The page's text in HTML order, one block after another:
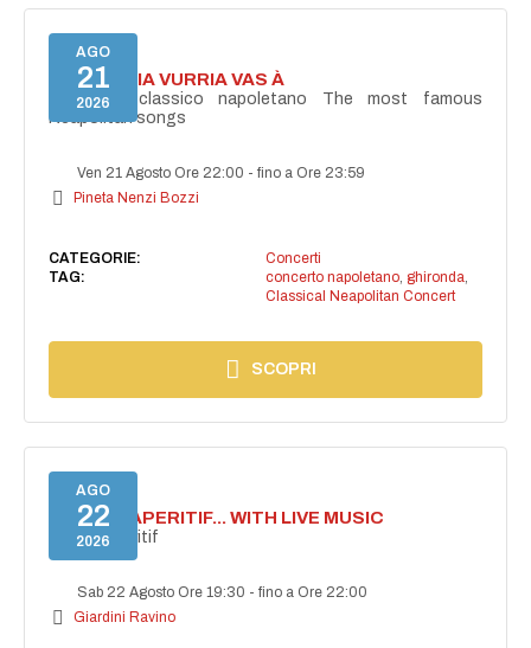
AGO
21
2026
I'TE VURRIA VURRIA VAS À
Concerto classico napoletano The most famous
Neapolitan songs
Ven 21 Agosto Ore 22:00 -fino a Ore 23:59
Pineta Nenzi Bozzi
CATEGORIE:
Concerti
TAG:
concerto napoletano, ghironda,
Classical Neapolitan Concert
SCOPRI
AGO
22
2026
SECRET APERITIF... WITH LIVE MUSIC
Secret aperitif
Sab 22 Agosto Ore 19:30 -fino a Ore 22:00
Giardini Ravino